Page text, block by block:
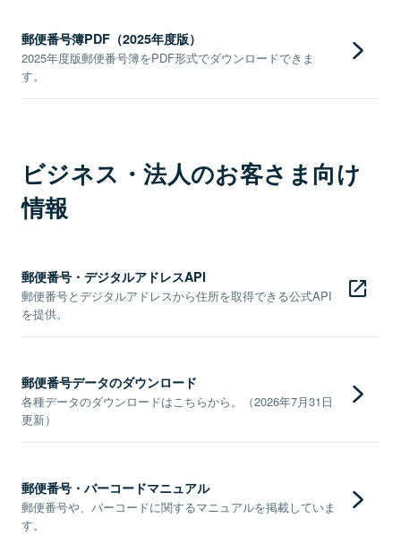
郵便番号簿PDF（2025年度版）
2025年度版郵便番号簿をPDF形式でダウンロードできま
す。
ビジネス・法人のお客さま向け
情報
郵便番号・デジタルアドレスAPI
郵便番号とデジタルアドレスから住所を取得できる公式API
を提供。
郵便番号データのダウンロード
各種データのダウンロードはこちらから。（2026年7月31日
更新）
郵便番号・バーコードマニュアル
郵便番号や、バーコードに関するマニュアルを掲載していま
す。